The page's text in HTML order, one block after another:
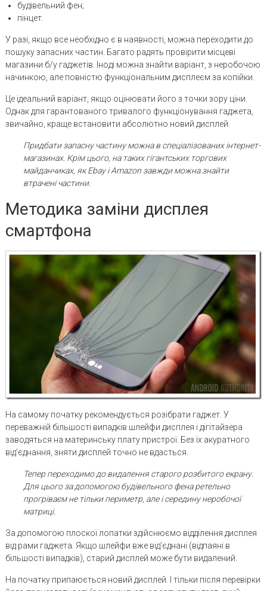
будівельний фен;
пінцет.
У разі, якщо все необхідно є в наявності, можна переходити до
пошуку запасних частин. Багато радять провірити місцеві
магазини б/у гаджетів. Іноді можна знайти варіант, з неробочою
начинкою, але повністю функціональним дисплеєм за копійки.
Це ідеальний варіант, якщо оцінювати його з точки зору ціни.
Однак для гарантованого тривалого функціонування гаджета,
звичайно, краще встановити абсолютно новий дисплей.
Придбати запасну частину можна в спеціалізованих інтернет-
магазинах. Крім цього, на таких гігантських торгових
майданчиках, як Ebay і Amazon завжди можна знайти
втрачені частини.
Методика заміни дисплея
смартфона
На самому початку рекомендується розібрати гаджет. У
переважній більшості випадків шлейфи дисплея і дігітайзера
заводяться на материнську плату пристрої. Без їх акуратного
від’єднання, зняти дисплей точно не вдасться.
Тепер переходимо до видалення старого розбитого екрану.
Для цього за допомогою будівельного фена ретельно
прогріваєм не тільки периметр, але і середину неробочої
матриці.
За допомогою плоскої лопатки здійснюємо відділення дисплея
від рами гаджета. Якщо шлейфи вже від’єднані (відпаяні в
більшості випадків), старий дисплей може бути видалений.
На початку припаюється новий дисплей. І тільки після перевірки